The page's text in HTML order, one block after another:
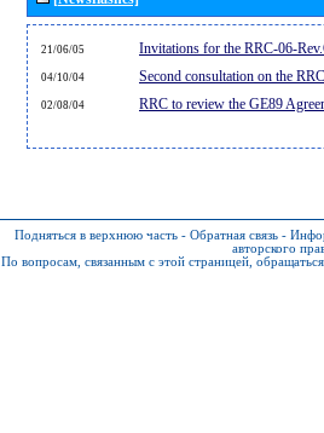
21/06/05 Invitations for the RRC-06-
04/10/04 Second consultation on the
02/08/04 RRC to review the GE89
Подняться в верхнюю часть - Обратная связь -
авторского
По вопросам, связанным с этой страницей,